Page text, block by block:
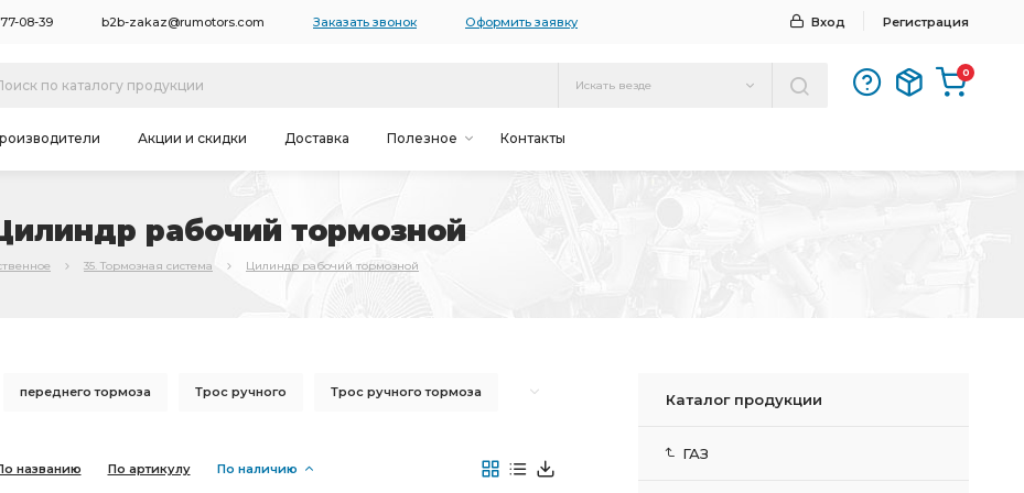
08-39 b2b-zakaz@rumotors.com Заказать звонок Оформить заявку Вход Регистрация
Искать везде
0
Акции и скидки Доставка Полезное Контакты
рабочий тормозной
35. Тормозная система Цилиндр рабочий тормозной
переднего тормоза Трос ручного Трос ручного тормоза
названию По артикулу По наличию
Каталог продукции
ГАЗ